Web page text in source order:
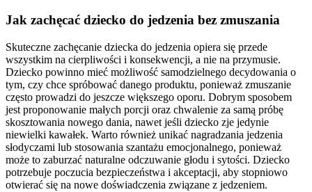
Jak zachęcać dziecko do jedzenia bez zmuszania
Skuteczne zachęcanie dziecka do jedzenia opiera się przede
wszystkim na cierpliwości i konsekwencji, a nie na przymusie.
Dziecko powinno mieć możliwość samodzielnego decydowania o
tym, czy chce spróbować danego produktu, ponieważ zmuszanie
często prowadzi do jeszcze większego oporu. Dobrym sposobem
jest proponowanie małych porcji oraz chwalenie za samą próbę
skosztowania nowego dania, nawet jeśli dziecko zje jedynie
niewielki kawałek. Warto również unikać nagradzania jedzenia
słodyczami lub stosowania szantażu emocjonalnego, ponieważ
może to zaburzać naturalne odczuwanie głodu i sytości. Dziecko
potrzebuje poczucia bezpieczeństwa i akceptacji, aby stopniowo
otwierać się na nowe doświadczenia związane z jedzeniem.